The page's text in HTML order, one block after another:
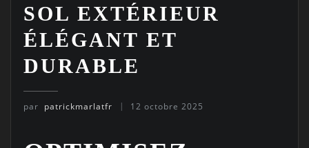
SOL EXTÉRIEUR
ÉLÉGANT ET
DURABLE
par patrickmarlatfr 12 octobre 2025